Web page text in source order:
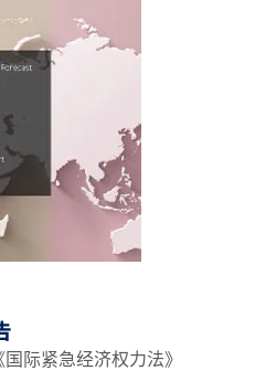
际紧急经济权力法》